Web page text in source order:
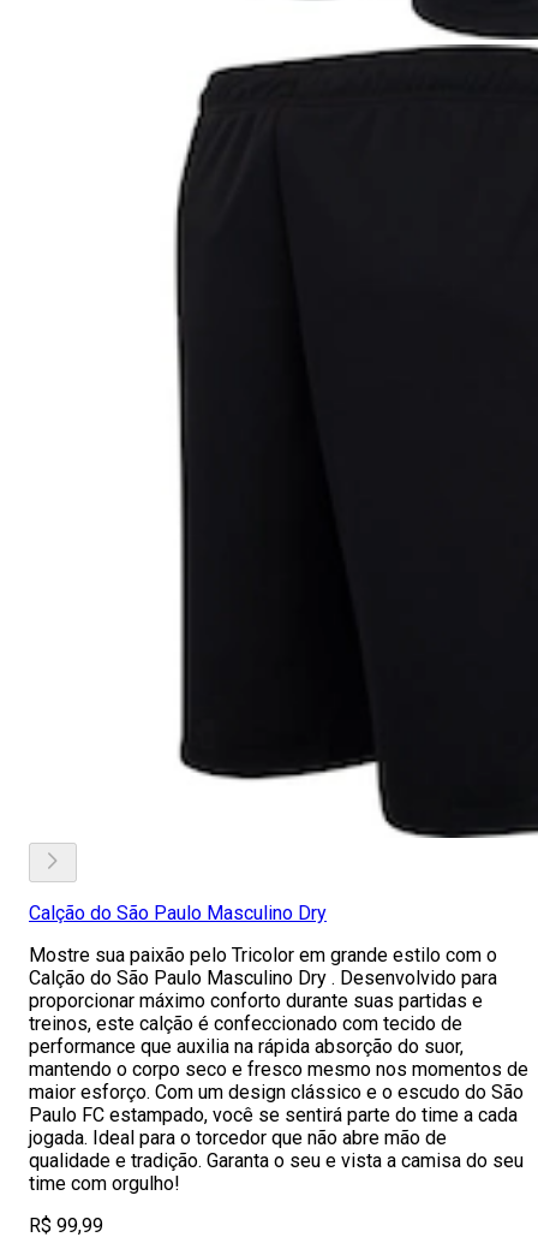
Calção do São Paulo Masculino Dry
Mostre sua paixão pelo Tricolor em grande estilo com o
Calção do São Paulo Masculino Dry . Desenvolvido para
proporcionar máximo conforto durante suas partidas e
treinos, este calção é confeccionado com tecido de
performance que auxilia na rápida absorção do suor,
mantendo o corpo seco e fresco mesmo nos momentos de
maior esforço. Com um design clássico e o escudo do São
Paulo FC estampado, você se sentirá parte do time a cada
jogada. Ideal para o torcedor que não abre mão de
qualidade e tradição. Garanta o seu e vista a camisa do seu
time com orgulho!
R$ 99,99